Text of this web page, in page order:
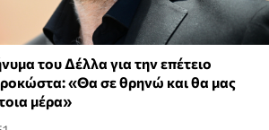
του Δέλλα για την επέτειο
«Θα σε θρηνώ και θα μας
μέρα»